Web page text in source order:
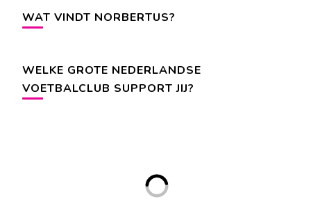
WAT VINDT NORBERTUS?
WELKE GROTE NEDERLANDSE
VOETBALCLUB SUPPORT JIJ?